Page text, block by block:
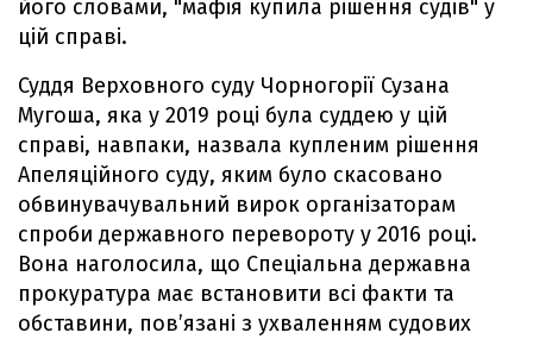
його словами, "мафія купила рішення судів" у
цій справі.
Суддя Верховного суду Чорногорії Сузана
Мугоша, яка у 2019 році була суддею у цій
справі, навпаки, назвала купленим рішення
Апеляційного суду, яким було скасовано
обвинувачувальний вирок організаторам
спроби державного перевороту у 2016 році.
Вона наголосила, що Спеціальна державна
прокуратура має встановити всі факти та
обставини, пов’язані з ухваленням судових